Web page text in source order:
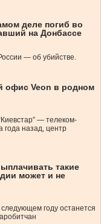
деле погиб во
на Донбассе
— об убийстве.
офис Veon в родном
— телеком-
года назад, центр
такие
может и не
следующем году останется